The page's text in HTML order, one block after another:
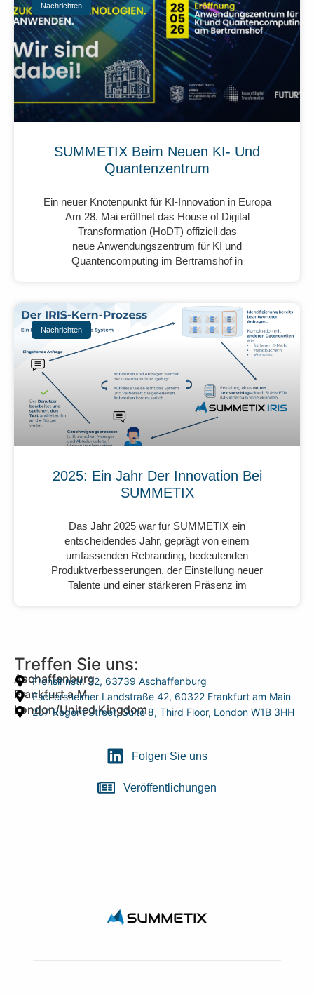
Nachrichten
SUMMETIX Beim Neuen KI- Und
Quantenzentrum
Ein neuer Knotenpunkt für KI-Innovation in Europa
Am 28. Mai eröffnet das House of Digital
Transformation (HoDT) offiziell das
neue Anwendungszentrum für KI und
Quantencomputing im Bertramshof in
Nachrichten
2025: Ein Jahr Der Innovation Bei
SUMMETIX
Das Jahr 2025 war für SUMMETIX ein
entscheidendes Jahr, geprägt von einem
umfassenden Rebranding, bedeutenden
Produktverbesserungen, der Einstellung neuer
Talente und einer stärkeren Präsenz im
Treffen Sie uns:
Aschaffenburg
Frohsinnstr. 32, 63739 Aschaffenburg
Frankfurt a.M.
Eschersheimer Landstraße 42, 60322 Frankfurt am Main
London/United Kingdom
207 Regent Street, Suite 8, Third Floor, London W1B 3HH
Folgen Sie uns
Veröffentlichungen